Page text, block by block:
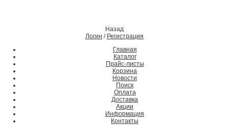
Назад
Логин / Регистрация
Главная
Каталог
Прайс-листы
Корзина
Новости
Поиск
Оплата
Доставка
Акции
Информация
Контакты